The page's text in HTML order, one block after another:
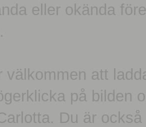
eller okända
välkommen att
på bilden
Du är